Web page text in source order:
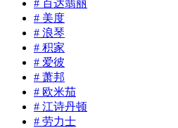
# 百达翡丽
# 美度
# 浪琴
# 积家
# 爱彼
# 萧邦
# 欧米茄
# 江诗丹顿
# 劳力士